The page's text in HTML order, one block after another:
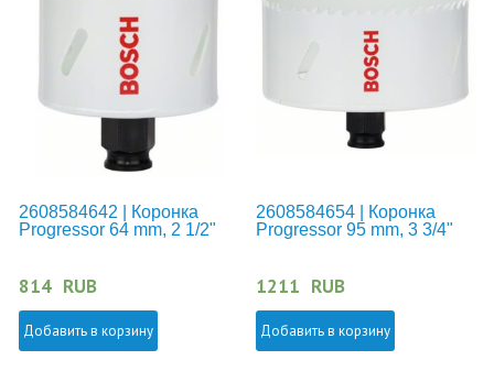
2608584642 | Коронка
Progressor 64 mm, 2 1/2"
814 RUB
Добавить в корзину
2608584654 | Коронка
Progressor 95 mm, 3 3/4"
1211 RUB
Добавить в корзину